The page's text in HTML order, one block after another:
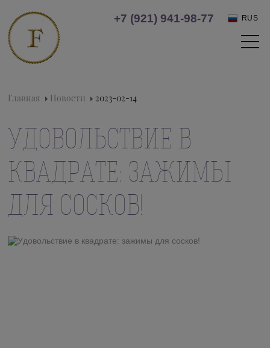
+7 (921) 941-98-77 RUS
Главная Новости 2023-02-14
УДОВОЛЬСТВИЕ В
КВАДРАТЕ: ЗАЖИМЫ
ДЛЯ СОСКОВ!